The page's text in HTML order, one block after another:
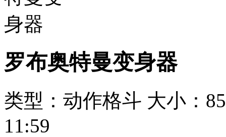
罗布奥特曼变身器
类型：动作格斗 大小：
11:59